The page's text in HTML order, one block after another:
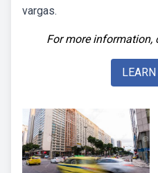
vargas.
For more information,